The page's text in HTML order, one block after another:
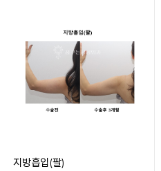
지방흡입(팔)